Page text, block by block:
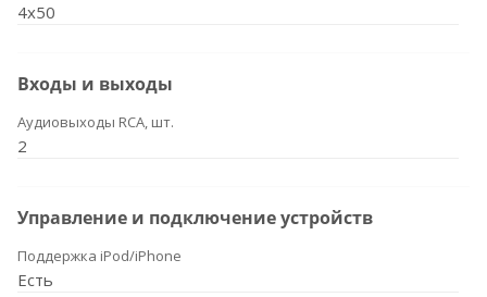
4x50
Входы и выходы
Аудиовыходы RCA, шт.
2
Управление и подключение устройств
Поддержка iPod/iPhone
Есть